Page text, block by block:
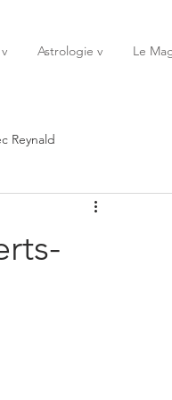
Astrologie v Le
Reynald